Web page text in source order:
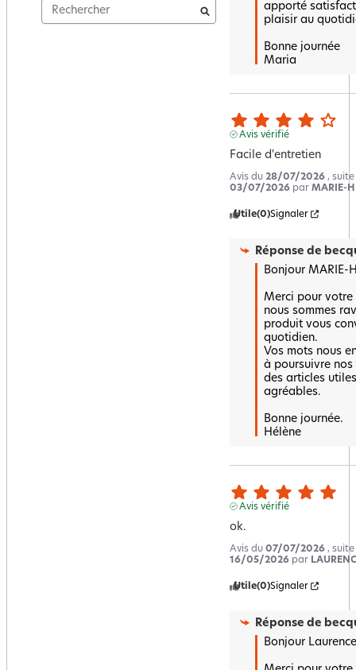
apporté
plaisir au
Bonne journée
Maria
Avis vérifié
Facile d'entretien
Avis du 28/07/2026 ,
03/07/2026 par MARIE-
Utile(0)Signaler
Réponse de
Bonjour MARIE-
Merci pour votre
nous sommes
produit vous
quotidien.
Vos mots nous
à poursuivre nos
des articles
agréables.
Bonne journée.
Hélène
Avis vérifié
ok.
Avis du 07/07/2026 ,
16/05/2026 par
Utile(0)Signaler
Réponse de
Bonjour